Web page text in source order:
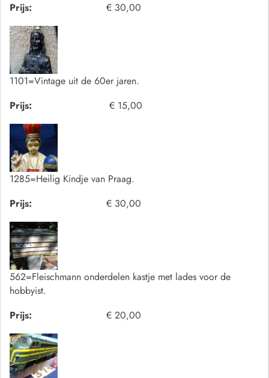
Prijs: € 30,00
1101=Vintage uit de 60er jaren.
Prijs:
€ 15,00
1285=Heilig Kindje van Praag.
Prijs:
€ 30,00
562=Fleischmann onderdelen kastje met lades voor de
hobbyist.
Prijs:
€ 20,00